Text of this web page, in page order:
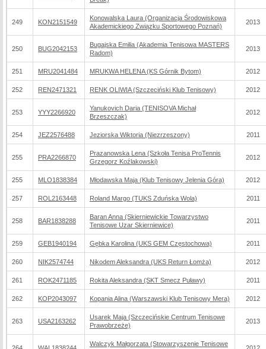
249 KON2151549
Konowalska Laura (Organizacja Środowiskowa
Akademickiego Związku Sportowego Poznań)
2013
250 BUG2042153
Bugajska Emilia (Akademia Tenisowa MASTERS
Radom)
2013
251 MRU2041484 MRUKWA HELENA (KS Górnik Bytom) 2012
252 REN2471321 RENK OLIWIA (Szczeciński Klub Tenisowy) 2012
253 YYY2266920
Yanukovich Daria (TENISOVA Michał
Brzeszczak)
2012
254 JEZ2576488 Jeziorska Wiktoria (Niezrzeszony) 2011
255 PRA2266870
Prazanowska Lena (Szkoła Tenisa ProTennis
Grzegorz Koźlakowski)
2012
255 MLO1838384 Młodawska Maja (Klub Tenisowy Jelenia Góra) 2012
257 ROL2163448 Roland Margo (TUKS Zduńska Wola) 2011
258 BAR1838288
Baran Anna (Skierniewickie Towarzystwo
Tenisowe Uzar Skierniewice)
2011
259 GEB1940194 Gębka Karolina (UKS GEM Częstochowa) 2011
260 NIK2574744 Nikodem Aleksandra (UKS Return Łomża) 2012
261 ROK2471185 Rokita Aleksandra (SKT Smecz Puławy) 2011
262 KOP2043097 Kopania Alina (Warszawski Klub Tenisowy Mera) 2012
263 USA2163262
Usarek Maja (Szczecińskie Centrum Tenisowe
Prawobrzeże)
2013
Walczyk Małgorzata (Stowarzyszenie Tenisowe